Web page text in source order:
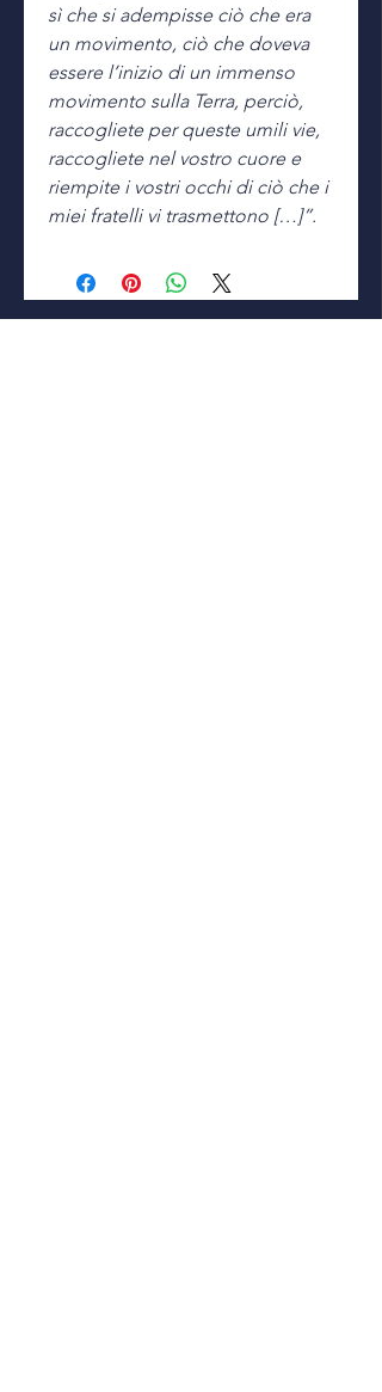
sì che si adempisse ciò che era
un movimento, ciò che doveva
essere l’inizio di un immenso
movimento sulla Terra, perciò,
raccogliete per queste umili vie,
raccogliete nel vostro cuore e
riempite i vostri occhi di ciò che i
miei fratelli vi trasmettono […]”.